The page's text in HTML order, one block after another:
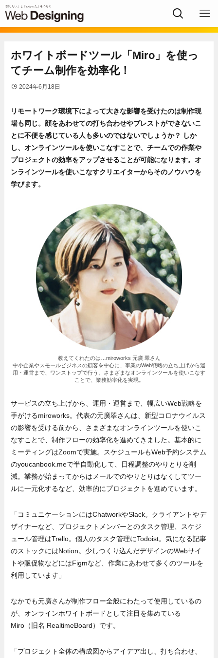
ホワイトボードツール「Miro」を使っ
てチーム制作を効率化！
2024年6月18日
リモートワーク環境下によって大きな影響を受けたのは制作現
場も同じ。顔をあわせての打ち合わせやブレストができないこ
とに不便を感じている人も多いのではないでしょうか？ しか
し、オンラインツールを使いこなすことで、チームでの作業や
プロジェクトの効率をアップさせることが可能になります。オ
ンラインツールを使いこなすクリエイターからそのノウハウを
学びます。
教えてくれたのは…miroworks 元廣 翠さん
中小企業やスモールビジネスの顧客を中心に、事業のWeb戦略の立ち上げから運
用・運営まで、ワンストップで行う。さまざまなオンラインツールを使いこなす
ことで、業務効率化を実現。
サービスの立ち上げから、運用・運営まで、幅広いWeb戦略を
手がけるmiroworks。代表の元廣翠さんは、新型コロナウイルス
の影響を受ける前から、さまざまなオンラインツールを使いこ
なすことで、制作フローの効率化を進めてきました。基本的に
ミーティングはZoomで実施。スケジュールもWeb予約システム
のyoucanbook.meで半自動化して、日程調整のやりとりを削
減。業務が始まってからはメールでのやりとりはなくしてツー
ルに一元化するなど、効率的にプロジェクトを進めています。
「コミュニケーションにはChatworkやSlack。クライアントやデ
ザイナーなど、プロジェクトメンバーとのタスク管理、スケジ
ュール管理はTrello。個人のタスク管理にTodoist。気になる記事
のストックにはNotion。少しつくり込んだデザインのWebサイ
トや販促物などにはFigmなど、作業にあわせて多くのツールを
利用しています」
なかでも元廣さんが制作フロー全般にわたって使用しているの
が、オンラインホワイトボードとして注目を集めている
Miro（旧名 RealtimeBoard）です。
「プロジェクト全体の構成図からアイデア出し、打ち合わせ、